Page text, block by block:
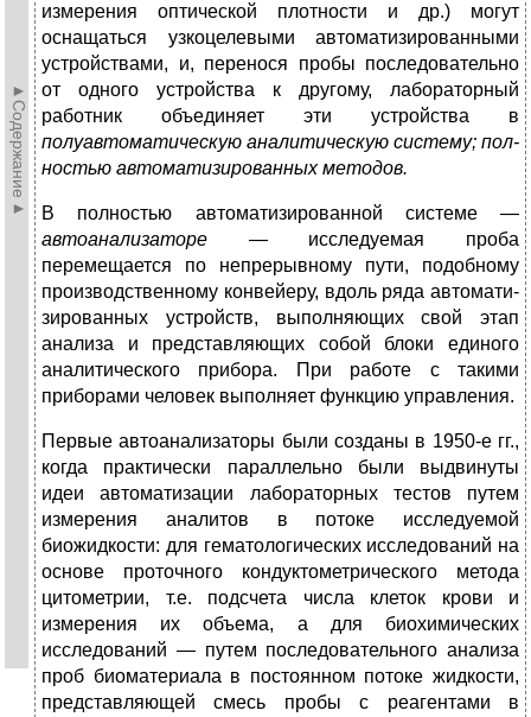
►Содержание►
измерения оптической плотно­сти и др.) могут
оснащаться узкоцелевыми автоматизированны­ми
устройствами, и, перенося пробы последовательно
от одного устройства к другому, лабораторный
работник объединяет эти устройства в
полуавтоматическую аналитическую систему; пол­
ностью автоматизированных методов.
В полностью автоматизированной системе —
автоанализа­торе — исследуемая проба
перемещается по непрерывному пути, подобному
производственному конвейеру, вдоль ряда автомати­
зированных устройств, выполняющих свой этап
анализа и пред­ставляющих собой блоки единого
аналитического прибора. При работе с такими
приборами человек выполняет функцию управ­ления.
Первые автоанализаторы были созданы в 1950-е гг.,
когда прак­тически параллельно были выдвинуты
идеи автоматизации лабо­раторных тестов путем
измерения аналитов в потоке исследуемой
биожидкости: для гематологических исследований на
основе про­точного кондуктометрического метода
цитометрии, т.е. подсчета числа клеток крови и
измерения их объема, а для биохимических
исследований — путем последовательного анализа
проб биомате­риала в постоянном потоке жидкости,
представляющей смесь пробы с реагентами в